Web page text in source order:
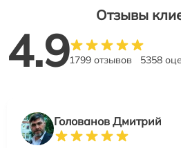
Отзывы
4.91799 отзывов 5358
Голованов Дмитрий